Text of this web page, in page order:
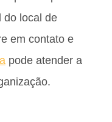
do local de
em contato e
pode atender a